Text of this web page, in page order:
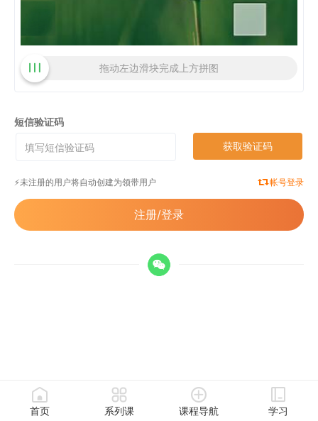
拖动左边滑块完成上方拼图
短信验证码
获取验证码
⚡️未注册的用户将自动创建为领带用户 帐号登录
注册/登录
首页 系列课 课程导航 学习